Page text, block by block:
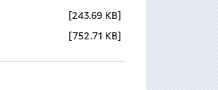
243.69 KB
752.71 KB